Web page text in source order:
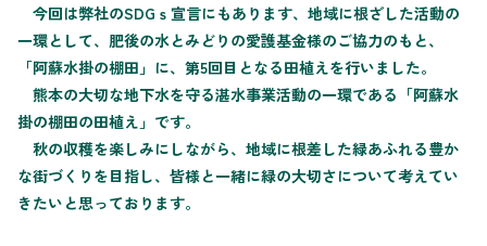
今回は弊社のSDGｓ宣言にもあります、地域に根ざした活動の
一環として、肥後の水とみどりの愛護基金様のご協力のもと、
「阿蘇水掛の棚田」に、第5回目となる田植えを行いました。
熊本の大切な地下水を守る湛水事業活動の一環である「阿蘇水
掛の棚田の田植え」です。
秋の収穫を楽しみにしながら、地域に根差した緑あふれる豊か
な街づくりを目指し、皆様と一緒に緑の大切さについて考えてい
きたいと思っております。